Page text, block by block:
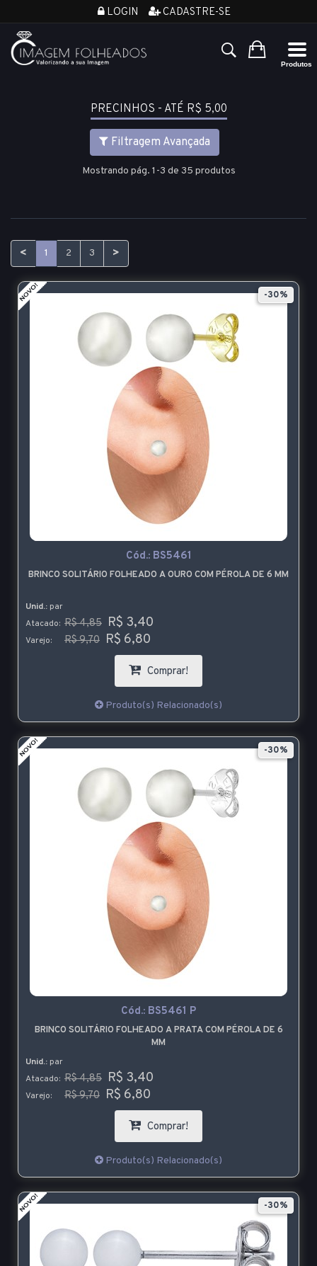
LOGIN CADASTRE-SE
PRECINHOS - ATÉ R$ 5,00
Filtragem Avançada
Mostrando pág. 1-3 de 35 produtos
< 1 2 3 >
-30%
Cód.: BS5461
BRINCO SOLITÁRIO FOLHEADO A OURO COM PÉROLA DE 6 MM
Unid.: par
Atacado: R$ 4,85 R$ 3,40
Varejo: R$ 9,70 R$ 6,80
Comprar!
Produto(s) Relacionado(s)
-30%
Cód.: BS5461 P
BRINCO SOLITÁRIO FOLHEADO A PRATA COM PÉROLA DE 6
MM
Unid.: par
Atacado: R$ 4,85 R$ 3,40
Varejo: R$ 9,70 R$ 6,80
Comprar!
Produto(s) Relacionado(s)
-30%